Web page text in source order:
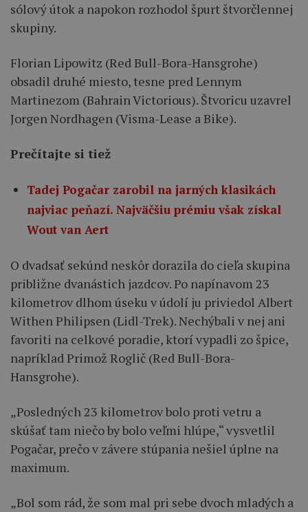
sólový útok a napokon rozhodol špurt štvorčlennej
skupiny.
Florian Lipowitz (Red Bull-Bora-Hansgrohe)
obsadil druhé miesto, tesne pred Lennym
Martinezom (Bahrain Victorious). Štvoricu uzavrel
Jorgen Nordhagen (Visma-Lease a Bike).
Prečítajte si tiež
Tadej Pogačar zarobil na jarných klasikách
najviac peňazí. Najväčšiu prémiu však získal
Wout van Aert
O dvadsať sekúnd neskôr dorazila do cieľa skupina
približne dvanástich jazdcov. Po napínavom 23
kilometrov dlhom úseku v údolí ju priviedol Albert
Withen Philipsen (Lidl-Trek). Nechýbali v nej ani
favoriti na celkové poradie, ktorí vypadli zo špice,
napríklad Primož Roglič (Red Bull-Bora-
Hansgrohe).
„Posledných 23 kilometrov bolo proti vetru a
skúšať tam niečo by bolo veľmi hlúpe,“ vysvetlil
Pogačar, prečo v závere stúpania nešiel úplne na
maximum.
„Bol som rád, že som mal pri sebe dvoch mladých a